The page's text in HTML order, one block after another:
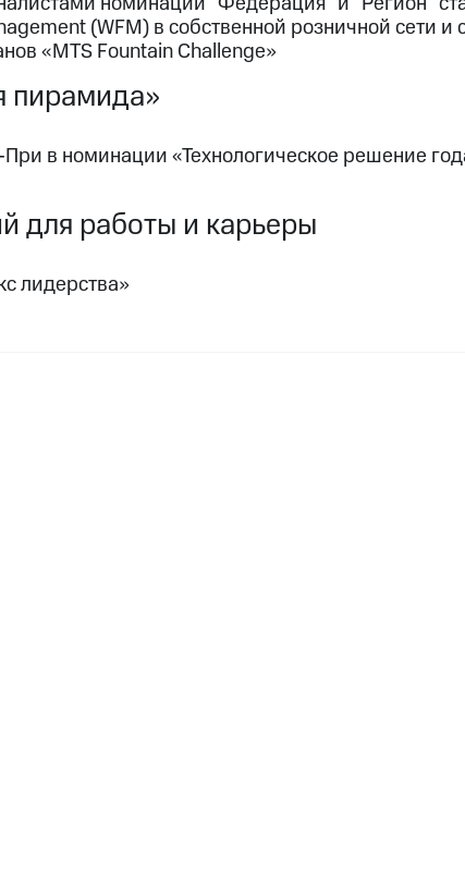
(WFM) в собственной розничной сети и
«MTS Fountain Challenge»
пирамида»
в номинации «Технологическое решение
для работы и карьеры
лидерства»